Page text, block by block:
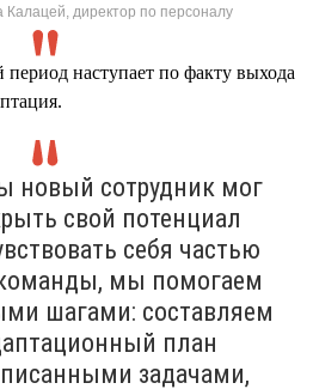
Калацей, директор по персоналу
наступает по факту выхода
новый сотрудник мог
свой потенциал
себя частью
мы помогаем
шагами: составляем
план
задачами,